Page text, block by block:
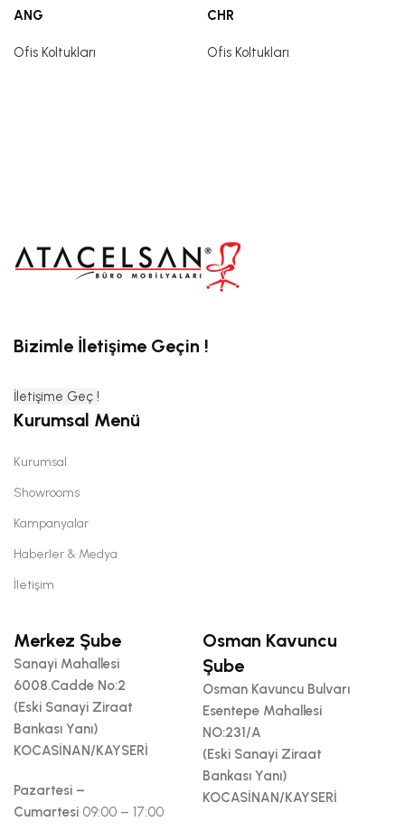
ANG
Ofis Koltukları
CHR
Ofis Koltukları
Bizimle İletişime Geçin !
İletişime Geç !
Kurumsal Menü
Kurumsal
Showrooms
Kampanyalar
Haberler & Medya
İletişim
Merkez Şube
Sanayi Mahallesi
6008.Cadde No:2
(Eski Sanayi Ziraat
Bankası Yanı)
KOCASİNAN/KAYSERİ
Pazartesi –
Cumartesi 09:00 – 17:00
Osman Kavuncu
Şube
Osman Kavuncu Bulvarı
Esentepe Mahallesi
NO:231/A
(Eski Sanayi Ziraat
Bankası Yanı)
KOCASİNAN/KAYSERİ